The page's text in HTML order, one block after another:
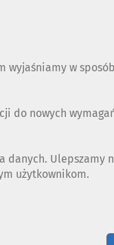
w
do nowych
Ulepszamy
użytkownikom.